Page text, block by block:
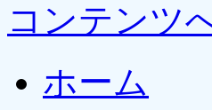
コンテンツ
ホーム